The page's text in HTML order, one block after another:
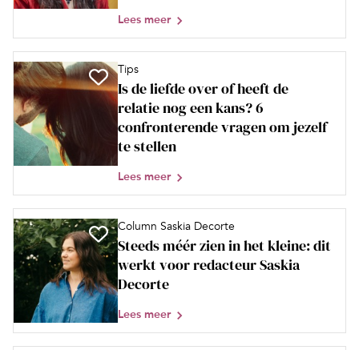
Lees meer
Tips
Is de liefde over of heeft de
relatie nog een kans? 6
confronterende vragen om jezelf
te stellen
Lees meer
Column Saskia Decorte
Steeds méér zien in het kleine: dit
werkt voor redacteur Saskia
Decorte
Lees meer